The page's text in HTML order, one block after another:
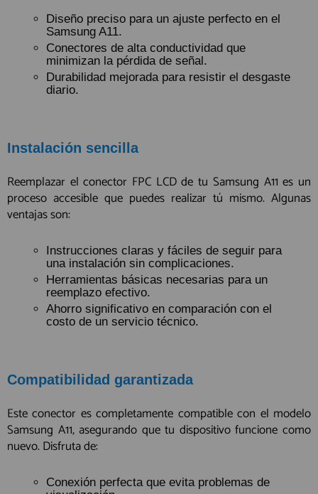
Diseño preciso para un ajuste perfecto en el
Samsung A11.
Conectores de alta conductividad que
minimizan la pérdida de señal.
Durabilidad mejorada para resistir el desgaste
diario.
Instalación sencilla
Reemplazar el conector FPC LCD de tu Samsung A11 es un
proceso accesible que puedes realizar tú mismo. Algunas
ventajas son:
Instrucciones claras y fáciles de seguir para
una instalación sin complicaciones.
Herramientas básicas necesarias para un
reemplazo efectivo.
Ahorro significativo en comparación con el
costo de un servicio técnico.
Compatibilidad garantizada
Este conector es completamente compatible con el modelo
Samsung A11, asegurando que tu dispositivo funcione como
nuevo. Disfruta de:
Conexión perfecta que evita problemas de